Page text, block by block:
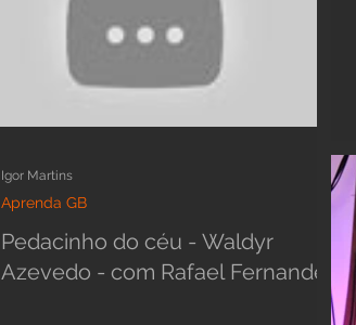
Pedacinho do céu - Waldyr
Azevedo - com Rafael Fernandes
Aprenda GB
Igor Martins